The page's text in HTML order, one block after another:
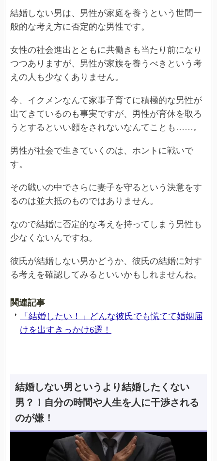
結婚しない男は、男性が家庭を養うという世間一
般的な考え方に否定的な男性です。
女性の社会進出とともに共働きも当たり前になり
つつありますが、男性が家族を養うべきという考
えの人も少なくありません。
今、イクメンなんて家事子育てに積極的な男性が
出てきているのも事実ですが、男性が育休を取ろ
うとするといい顔をされないなんてことも……。
男性が社会で生きていくのは、ホントに戦いで
す。
その戦いの中でさらに妻子を守るという決意をす
るのは並大抵のものではありません。
なので結婚に否定的な考えを持ってしまう男性も
少なくないんですね。
彼氏が結婚しない男かどうか、彼氏の結婚に対す
る考えを確認してみるといいかもしれませんね。
関連記事
「結婚したい！」どんな彼氏でも慌てて婚姻届
けを出すきっかけ6選！
結婚しない男というより結婚したくない
男？！自分の時間や人生を人に干渉される
のが嫌！